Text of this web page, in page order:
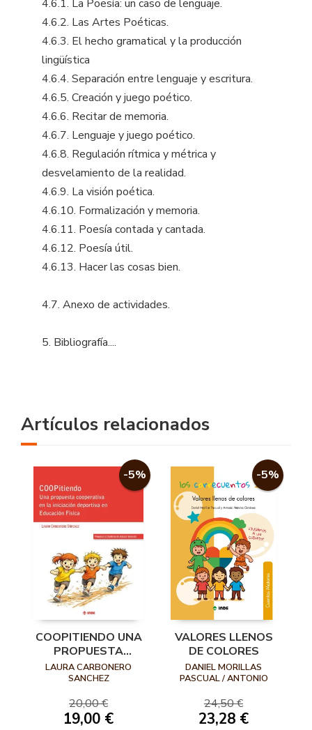
4.6.1. La Poesía: un caso de lenguaje.
4.6.2. Las Artes Poéticas.
4.6.3. El hecho gramatical y la producción
lingüística
4.6.4. Separación entre lenguaje y escritura.
4.6.5. Creación y juego poético.
4.6.6. Recitar de memoria.
4.6.7. Lenguaje y juego poético.
4.6.8. Regulación rítmica y métrica y
desvelamiento de la realidad.
4.6.9. La visión poética.
4.6.10. Formalización y memoria.
4.6.11. Poesía contada y cantada.
4.6.12. Poesía útil.
4.6.13. Hacer las cosas bien.
4.7. Anexo de actividades.
5. Bibliografía....
Artículos relacionados
-5%
COOPITIENDO UNA
PROPUESTA
COOPERATIVA EN
LA INICIACION
LAURA CARBONERO
SANCHEZ
20,00 €
19,00 €
-5%
VALORES LLENOS
DE COLORES
DANIEL MORILLAS
PASCUAL / ANTONIO
24,50 €
23,28 €